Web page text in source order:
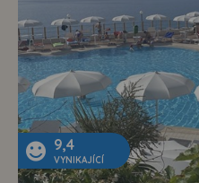
9,4
VYNIKAJÍCÍ